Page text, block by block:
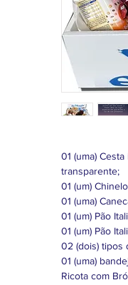
01 (uma)
transparente;
01 (um)
01 (uma)
01 (um) Pão
01 (um) Pão
02 (dois) tipos
01 (uma)
Ricota com